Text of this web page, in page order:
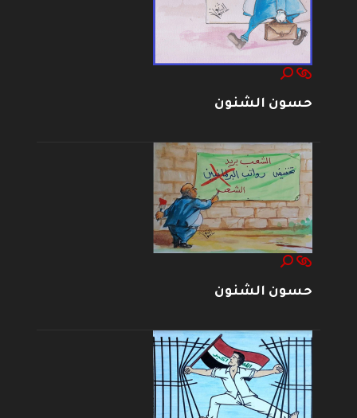
حسون الشنون
حسون الشنون